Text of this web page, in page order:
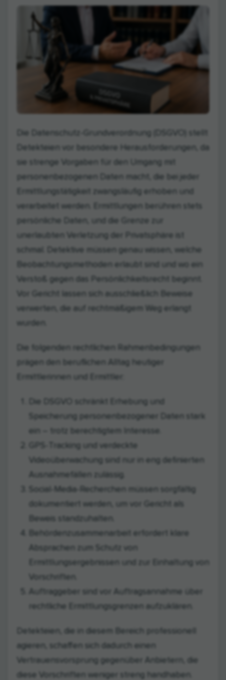
Die Datenschutz-Grundverordnung (DSGVO) stellt
Detekteien vor besondere Herausforderungen, da
sie strenge Vorgaben für den Umgang mit
personenbezogenen Daten macht, die bei jeder
Ermittlungstätigkeit zwangsläufig erhoben und
verarbeitet werden. Ermittlungen berühren stets
persönliche Daten, und die Grenze zur
unerlaubten Verletzung der Privatsphäre ist
schmal. Detektive müssen genau wissen, welche
Beobachtungsmethoden erlaubt sind und wo ein
Verstoß gegen das Persönlichkeitsrecht beginnt.
Vor Gericht lassen sich ausschließlich Beweise
verwerten, die auf rechtmäßigem Weg erlangt
wurden.
Die folgenden rechtlichen Rahmenbedingungen
prägen den beruflichen Alltag heutiger
Ermittlerinnen und Ermittler:
Die DSGVO schränkt Erhebung und
Speicherung personenbezogener Daten stark
ein – trotz berechtigtem Interesse.
GPS-Tracking und verdeckte
Videoüberwachung sind nur in eng definierten
Ausnahmefällen zulässig.
Social-Media-Recherchen müssen sorgfältig
dokumentiert werden, um vor Gericht als
Beweis standzuhalten.
Behördenzusammenarbeit erfordert klare
Absprachen zum Schutz von
Ermittlungsergebnissen und zur Einhaltung von
Auftraggeber sind vor Auftragsannahme über
rechtliche Ermittlungsgrenzen aufzuklären.
Detekteien, die in diesem Bereich professionell
agieren, schaffen sich dadurch einen
Vertrauensvorsprung gegenüber Anbietern, die
diese Vorschriften weniger streng handhaben.